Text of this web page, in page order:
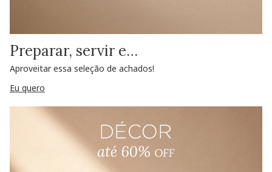
Preparar, servir e…
Aproveitar essa seleção de achados!
Eu quero